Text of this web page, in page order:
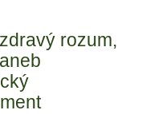
rozum,